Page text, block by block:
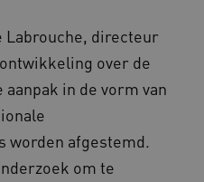
Labrouche, directeur
over de
in de vorm van
worden afgestemd.
om te